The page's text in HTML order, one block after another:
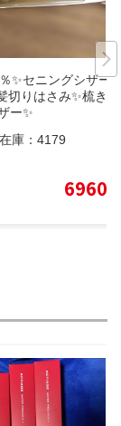
✨セニングシザー
切りはさみ✨梳き鋏
ー✨
庫： 4179
6960